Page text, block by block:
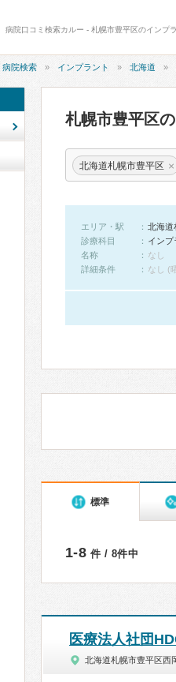
病院口コミ検索カルー - 札幌市豊平区のインプ
病院検索 インプラント 北海道
札幌市豊平区
北海道札幌市豊平区 ×
エリア・駅
北海道
診療科目
インプ
名称
なし
詳細条件
なし (
標準
1-8 件 / 8件中
医療法人社団
北海道札幌市豊平区西